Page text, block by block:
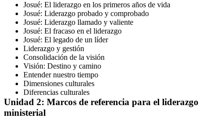
Josué: El liderazgo en los primeros años de vida
Josué: Liderazgo probado y comprobado
Josué: Liderazgo llamado y valiente
Josué: El fracaso en el liderazgo
Josué: El legado de un líder
Liderazgo y gestión
Consolidación de la visión
Visión: Destino y camino
Entender nuestro tiempo
Dimensiones culturales
Diferencias culturales
Unidad 2: Marcos de referencia para el liderazgo
ministerial